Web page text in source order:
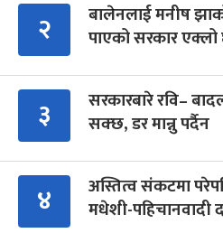
२
बालेनलाई मनीष
पाएको सरकार
३
सरकारबारे रवि–
सक्छ, डर मान्नु पर्दैन
४
अस्तित्व संकटमा
मधेशी-पहिचानवादी